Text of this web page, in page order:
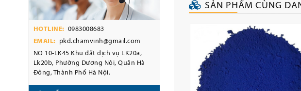
HOTLINE: 0983008683
EMAIL: pkd.chamvinh@gmail.com
NO 10-LK45 Khu đất dịch vụ LK20a,
Lk20b, Phường Dương Nội, Quận Hà
Đông, Thành Phố Hà Nội.
SẢN PHẨM CÙNG